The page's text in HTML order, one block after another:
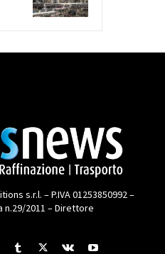
s.r.l. – P.IVA 01253850992 –
2011 – Direttore